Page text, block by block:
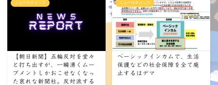
ニュースチェック
【朝日新聞】五輪反対を堂々
と打ち出すが、一瞬湧くムー
ブメントしかおこせなくなっ
た哀れな新聞社。反対派する
ニュースチェック
ベーシックインカムで、生活
保護などの社会保障を全て廃
止するはデマ